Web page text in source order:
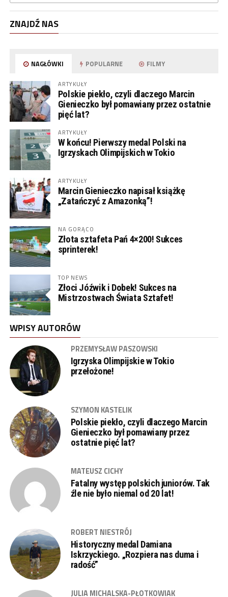
ZNAJDŹ NAS
NAGŁÓWKI POPULARNE FILMY
ARTYKUŁY
Polskie piekło, czyli dlaczego Marcin
Gienieczko był pomawiany przez ostatnie
pięć lat?
ARTYKUŁY
W końcu! Pierwszy medal Polski na
Igrzyskach Olimpijskich w Tokio
ARTYKUŁY
Marcin Gienieczko napisał książkę
„Zatańczyć z Amazonką”!
NA GORĄCO
Złota sztafeta Pań 4×200! Sukces
sprinterek!
TOP NEWS
Złoci Jóźwik i Dobek! Sukces na
Mistrzostwach Świata Sztafet!
WPISY AUTORÓW
PRZEMYSŁAW PASZOWSKI
Igrzyska Olimpijskie w Tokio
przełożone!
SZYMON KASTELIK
Polskie piekło, czyli dlaczego Marcin
Gienieczko był pomawiany przez
ostatnie pięć lat?
MATEUSZ CICHY
Fatalny występ polskich juniorów. Tak
źle nie było niemal od 20 lat!
ROBERT NIESTRÓJ
Historyczny medal Damiana
Iskrzyckiego. „Rozpiera nas duma i
radość”
JULIA MICHALSKA-PŁOTKOWIAK